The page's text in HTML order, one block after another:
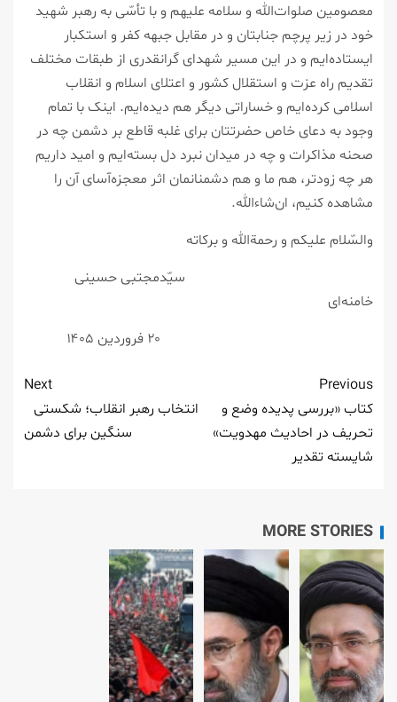
معصومین صلوات‌‌الله و سلامه علیهم و با تأسّی به رهبر شهید
خود در زیر پرچم جنابتان و در مقابل جبهه کفر و استکبار
ایستاده‌ایم و در این مسیر شهدای گرانقدری از طبقات مختلف
تقدیم راه عزت و استقلال کشور و اعتلای اسلام و انقلاب
اسلامی کرده‌ایم و خساراتی دیگر هم دیده‌ایم. اینک با تمام
وجود به دعای خاص حضرتتان برای غلبه قاطع بر دشمن چه در
صحنه مذاکرات و چه در میدان نبرد دل بسته‌ایم و امید داریم
هر چه زودتر، هم ما و هم دشمنانمان اثر معجزه‌آسای آن را
مشاهده کنیم، ان‌شاءالله.
والسّلام علیکم و رحمةالله و برکاته
سیّدمجتبی حسینی
خامنه‌ای
Previous
کتاب «بررسی پدیده وضع و
تحریف در احادیث مهدویت»
شایسته تقدیر
Next
انتخاب رهبر انقلاب؛ شکستی
سنگین برای دشمن
MORE STORIES